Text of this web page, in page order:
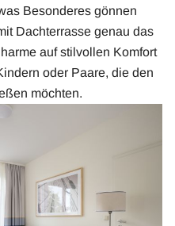
Besonderes gönnen
Dachterrasse genau das
auf stilvollen Komfort
oder Paare, die den
möchten.